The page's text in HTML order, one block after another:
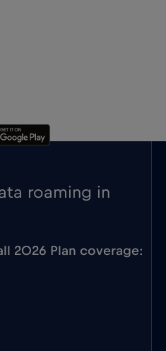
roaming in
2026 Plan coverage: